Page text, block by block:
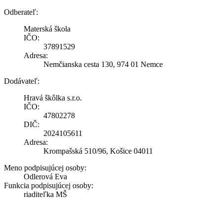
Odberateľ:
Materská škola
IČO:
37891529
Adresa:
Nemčianska cesta 130, 974 01 Nemce
Dodávateľ:
Hravá škôlka s.r.o.
IČO:
47802278
DIČ:
2024105611
Adresa:
Krompašská 510/96, Košice 04011
Meno podpisujúcej osoby:
Odlerová Eva
Funkcia podpisujúcej osoby:
riaditeľka MŠ